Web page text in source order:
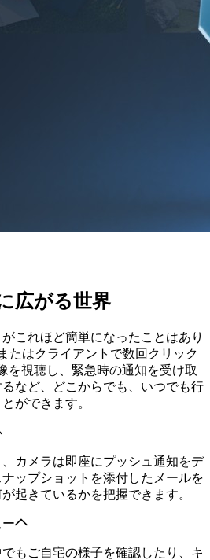
広がる世界
これほど簡単になったことはあり
たはクライアントで数回クリック
を視聴し、緊急時の通知を受け取
など、どこからでも、いつでも行
とができます。
カメラは即座にプッシュ通知をデ
ップショットを添付したメールを
起きているかを把握できます。
もご自宅の様子を確認したり、キ